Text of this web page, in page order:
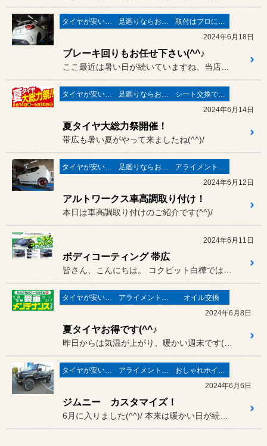
タイヤが安い(^^♪ 足廻りならお任せ♬
取付はプロにお任せ♪
2024年6月18日
ブレーキ回りもお任せ下さい(^^♪
タイヤが安い(^^♪ 足廻りならお任せ♬
シート交換で快適♪
2024年6月14日
夏タイヤ大総力祭開催！
帯広も暑い夏がやって来ましたね(^^)/
タイヤが安い(^^♪ 足廻りならお任せ♬
アライメントで走りが変わる♬
2024年6月12日
アルトワークス車高調取り付け！
本日は車高調取り付けのご紹介です(^^)/
2024年6月11日
ボディコーティング 帯広
タイヤが安い(^^♪ アライメントで走りが変わる♬
オイル交換
2024年6月8日
夏タイヤお得です(^^♪
タイヤが安い(^^♪ アライメントで走りが変わる♬
おしゃれホイール♬
2024年6月6日
ジムニー カスタマイズ！